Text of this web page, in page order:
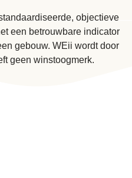
objectieve
een betrouwbare indicator
gebouw. WEii wordt door
geen winstoogmerk.